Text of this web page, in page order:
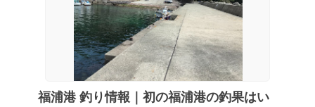
福浦港 釣り情報｜初の福浦港の釣果はい